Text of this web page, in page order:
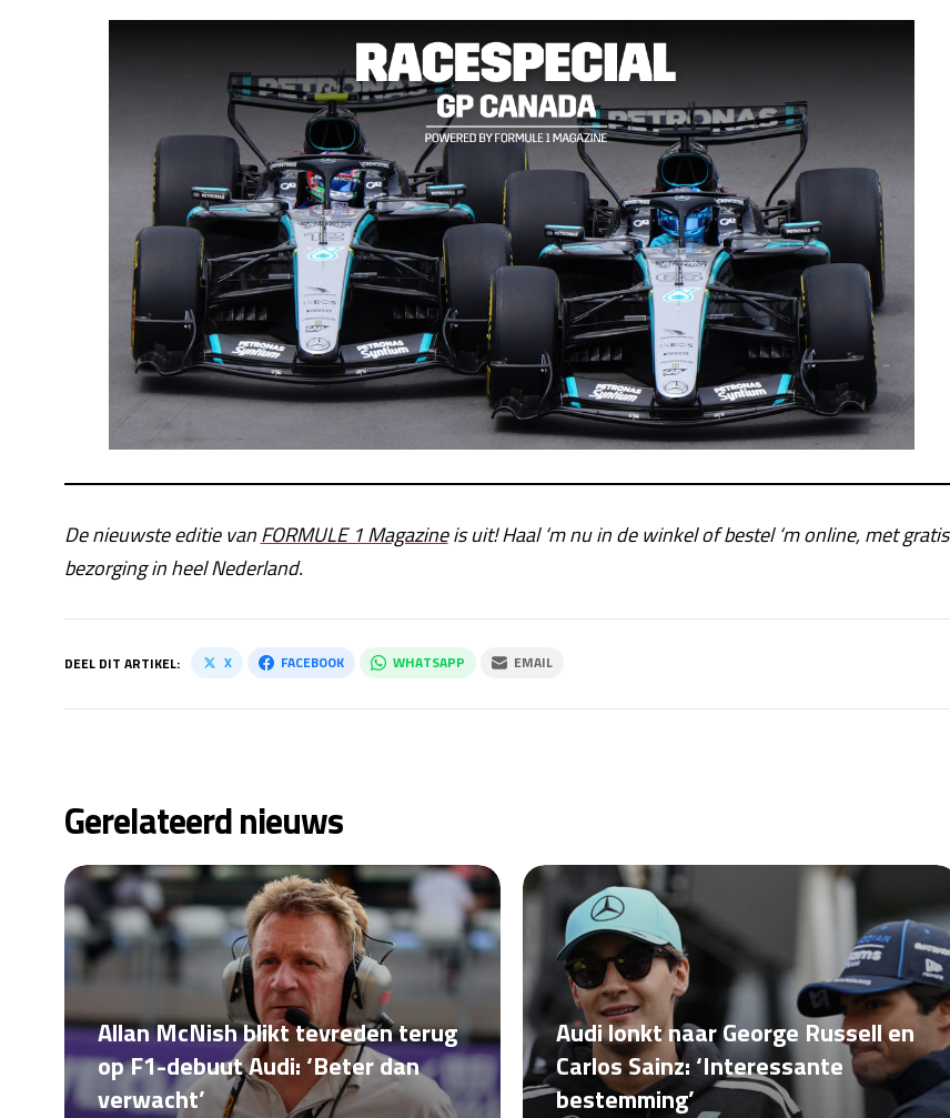
De nieuwste editie vanFORMULE 1 Magazineis uit! Haal ‘m nu in de winkel of bestel ‘m online, met gratis
bezorging in heel Nederland.
DEEL DIT ARTIKEL: X FACEBOOK WHATSAPP EMAIL
Gerelateerd nieuws
Allan McNish blikt tevreden terug
op F1-debuut Audi: ‘Beter dan
verwacht’
Audi lonkt naar George Russell en
Carlos Sainz: ‘Interessante
bestemming’